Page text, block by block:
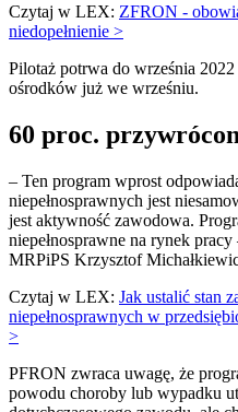
Czytaj w LEX: ZFRON -
niedopełnienie >
Pilotaż potrwa do września
ośrodków już we wrześniu.
60 proc.
– Ten program wprost
niepełnosprawnych jest
jest aktywność zawodowa.
niepełnosprawne na rynek
MRPiPS Krzysztof
Czytaj w LEX: Jak ustalić stan
niepełnosprawnych w
>
PFRON zwraca uwagę, że
powodu choroby lub wypadku